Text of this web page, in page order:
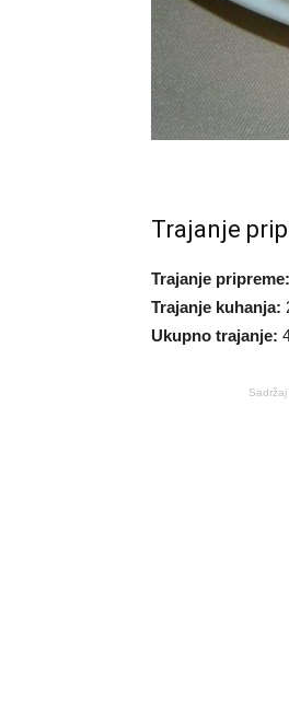
Trajanje
Trajanje pripreme:
Trajanje kuhanja:
Ukupno trajanje: